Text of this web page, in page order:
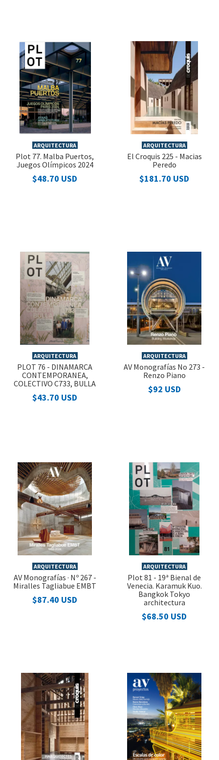
ARQUITECTURA
Plot 77. Malba Puertos,
Juegos Olímpicos 2024
$48.70 USD
ARQUITECTURA
El Croquis 225 - Macias
Peredo
$181.70 USD
ARQUITECTURA
PLOT 76 - DINAMARCA
CONTEMPORANEA,
COLECTIVO C733, BULLA
$43.70 USD
ARQUITECTURA
AV Monografías No 273 -
Renzo Piano
$92 USD
ARQUITECTURA
AV Monografías · Nº 267 -
Miralles Tagliabue EMBT
$87.40 USD
ARQUITECTURA
Plot 81 - 19ª Bienal de
Venecia. Karamuk Kuo.
Bangkok Tokyo
architectura
$68.50 USD